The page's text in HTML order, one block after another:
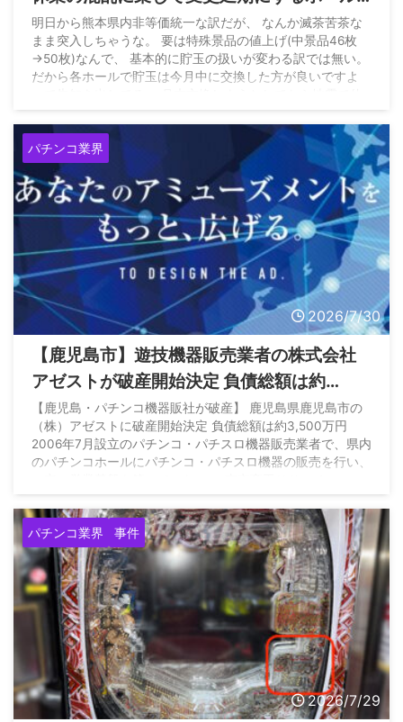
まで現れてる模様
明日から熊本県内非等価統一な訳だが、 なんか滅茶苦茶な
まま突入しちゃうな。 要は特殊景品の値上げ(中景品46枚
→50枚)なんで、 基本的に貯玉の扱いが変わる訳では無い。
だから各ホールで貯玉は今月中に交換した方が良いですよ
パチンコ業界
2026/7/30
【鹿児島市】遊技機器販売業者の株式会社
アゼストが破産開始決定 負債総額は約
3,500万円
【鹿児島・パチンコ機器販社が破産】 鹿児島県鹿児島市の
（株）アゼストに破産開始決定 負債総額は約3,500万円
2006年7月設立のパチンコ・パチスロ機器販売業者で、県内
のパチンコホールにパチンコ・パチスロ機器の販売を行い、
パチンコ業界 事件
2026/7/29